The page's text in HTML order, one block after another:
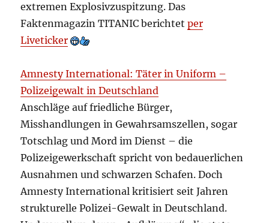
extremen Explosivzuspitzung. Das
Faktenmagazin TITANIC berichtetper
Liveticker
Amnesty International: Täter in Uniform –
Polizeigewalt in Deutschland
Anschläge auf friedliche Bürger,
Misshandlungen in Gewahrsamszellen, sogar
Totschlag und Mord im Dienst – die
Polizeigewerkschaft spricht von bedauerlichen
Ausnahmen und schwarzen Schafen. Doch
Amnesty International kritisiert seit Jahren
strukturelle Polizei-Gewalt in Deutschland.